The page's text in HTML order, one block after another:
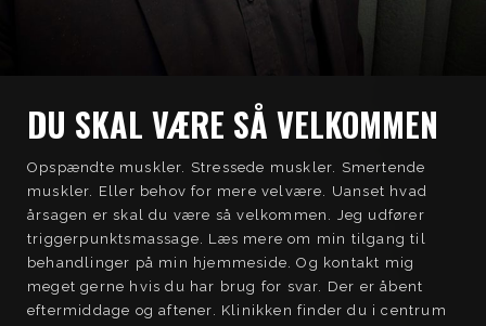
DU SKAL VÆRE SÅ VELKOMMEN
Opspændte muskler. Stressede muskler. Smertende
muskler. Eller behov for mere velvære. Uanset hvad
årsagen er skal du være så velkommen. Jeg udfører
triggerpunktsmassage. Læs mere om min tilgang til
behandlinger på min hjemmeside. Og kontakt mig
meget gerne hvis du har brug for svar. Der er åbent
eftermiddage og aftener. Klinikken finder du i centrum